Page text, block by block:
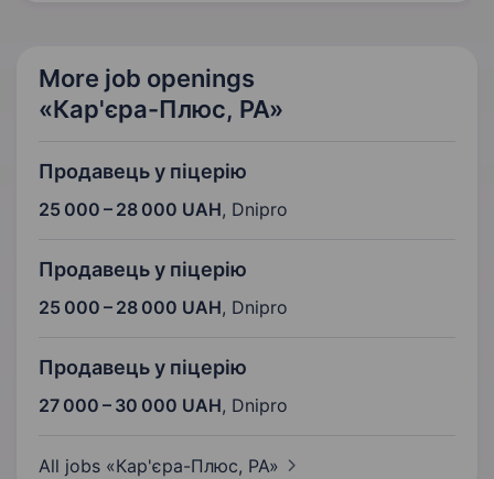
More job openings
«Кар'єра-Плюс, РА»
Продавець у піцерію
25 000 – 28 000 UAH, Dnipro
Продавець у піцерію
25 000 – 28 000 UAH, Dnipro
Продавець у піцерію
27 000 – 30 000 UAH, Dnipro
All jobs «Кар'єра-Плюс, РА»